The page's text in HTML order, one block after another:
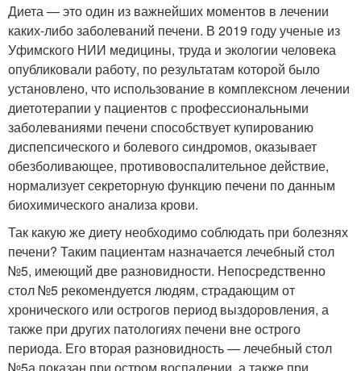
Диета — это один из важнейших моментов в лечении
каких-либо заболеваний печени. В 2019 году ученые из
Уфимского НИИ медицины, труда и экологии человека
опубликовали работу, по результатам которой было
установлено, что использование в комплексном лечении
диетотерапии у пациентов с профессиональными
заболеваниями печени способствует купированию
диспепсического и болевого синдромов, оказывает
обезболивающее, противовоспалительное действие,
нормализует секреторную функцию печени по данным
биохимического анализа крови.
Так какую же диету необходимо соблюдать при болезнях
печени? Таким пациентам назначается лечебный стол
№5, имеющий две разновидности. Непосредственно
стол №5 рекомендуется людям, страдающим от
хронического или острогов период выздоровления, а
также при других патологиях печени вне острого
периода. Его вторая разновидность — лечебный стол